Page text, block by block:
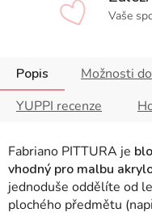
Vaše
Popis Možnosti
YUPPI recenze
Fabriano PITTURA je
vhodný pro malbu
jednoduše oddělíte od
plochého předmětu